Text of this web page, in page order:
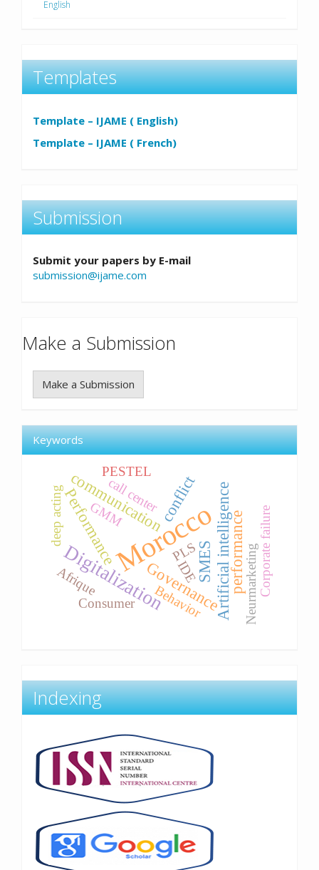
English
Templates
Template – IJAME ( English)
Template – IJAME ( French)
Submission
Submit your papers by E-mail
submission@ijame.com
Make a Submission
Make a Submission
Keywords
Morocco
Digitalization Artificial intelligence
SMES
Performance
Governance
communication
performance
conflict
IDE
Behavior
Consumer Neurmarketing
GMM
Afrique Corporate failure
call center
deep acting
PLS
PESTEL
Indexing